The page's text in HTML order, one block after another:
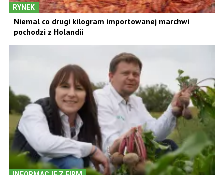
RYNEK
Niemal co drugi kilogram importowanej marchwi
pochodzi z Holandii